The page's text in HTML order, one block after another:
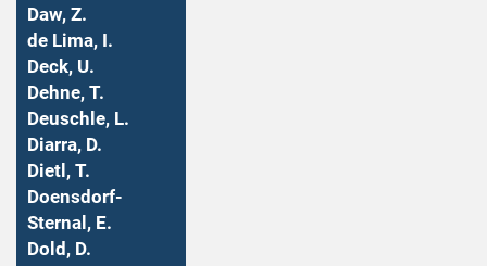
Daw, Z.
de Lima, I.
Deck, U.
Dehne, T.
Deuschle, L.
Diarra, D.
Dietl, T.
Doensdorf-
Sternal, E.
Dold, D.